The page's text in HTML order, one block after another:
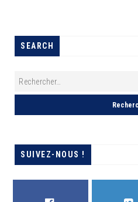
SEARCH
SUIVEZ-NOUS !